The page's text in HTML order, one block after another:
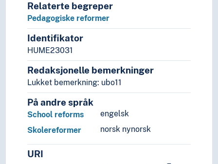
Relaterte begreper
Pedagogiske reformer
Identifikator
HUME23031
Redaksjonelle bemerkninger
Lukket bemerkning: ubo11
På andre språk
engelsk
School reforms
norsk nynorsk
Skolereformer
URI